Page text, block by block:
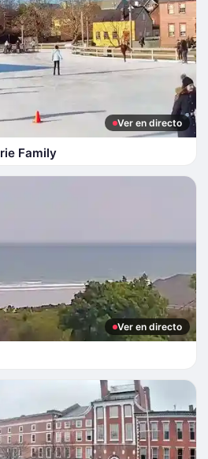
Ver en directo
Family
Ver en directo